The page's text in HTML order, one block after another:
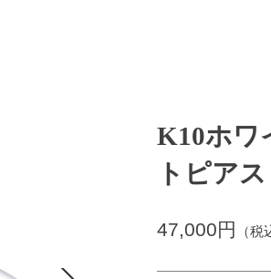
K10ホワ
トピアス
47,000円 （税